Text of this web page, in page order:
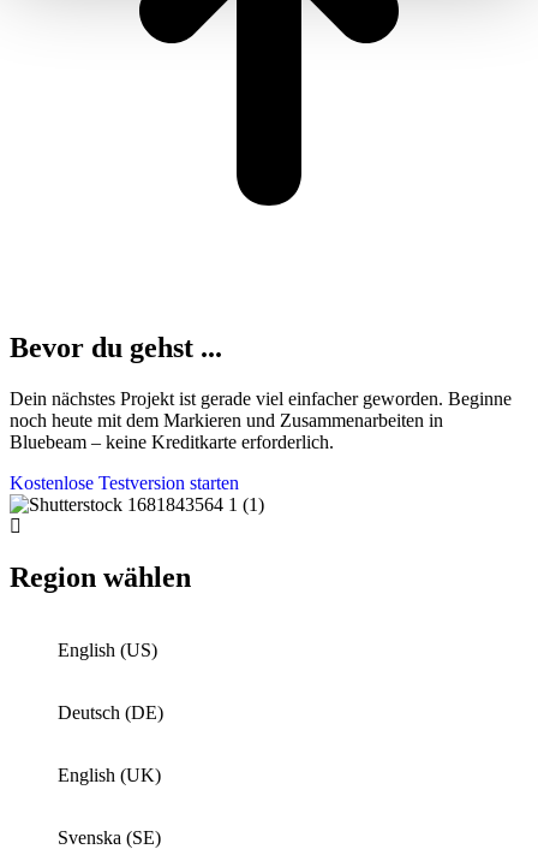
Bevor du gehst ...
Dein nächstes Projekt ist gerade viel einfacher geworden. Beginne
noch heute mit dem Markieren und Zusammenarbeiten in
Bluebeam – keine Kreditkarte erforderlich.
Kostenlose Testversion starten
Region wählen
English (US)
Deutsch (DE)
English (UK)
Svenska (SE)